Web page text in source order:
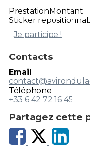
PrestationMontant
Sticker
Je participe !
Contacts
Email
Téléphone
+33 6 42 72 16 45
Partagez cette